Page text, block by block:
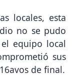
locales, esta
no se pudo
equipo local
sus
de final.